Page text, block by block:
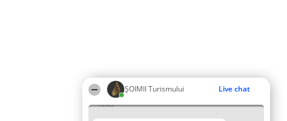
ȘOIMII Turismului Live chat
16:43